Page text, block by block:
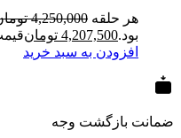
هر حلقه 4,250,000
بود.4,207,500 تومانقیمت
افزودن به سبد خرید
ضمانت بازگشت وجه